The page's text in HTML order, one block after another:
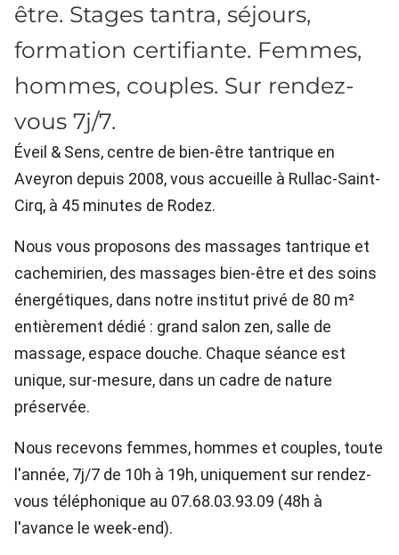
être. Stages tantra, séjours,
formation certifiante. Femmes,
hommes, couples. Sur rendez-
vous 7j/7.
Éveil & Sens, centre de bien-être tantrique en
Aveyron depuis 2008, vous accueille à Rullac-Saint-
Cirq, à 45 minutes de Rodez.
Nous vous proposons des massages tantrique et
cachemirien, des massages bien-être et des soins
énergétiques, dans notre institut privé de 80 m²
entièrement dédié : grand salon zen, salle de
massage, espace douche. Chaque séance est
unique, sur-mesure, dans un cadre de nature
préservée.
Nous recevons femmes, hommes et couples, toute
l'année, 7j/7 de 10h à 19h, uniquement sur rendez-
vous téléphonique au 07.68.03.93.09 (48h à
l'avance le week-end).